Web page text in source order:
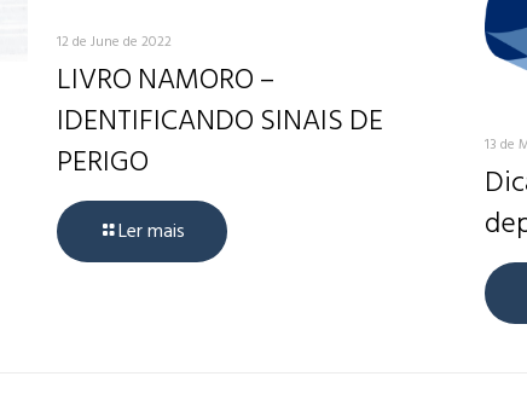
12 de June de 2022
LIVRO NAMORO –
IDENTIFICANDO SINAIS DE
PERIGO
Ler mais
13 de